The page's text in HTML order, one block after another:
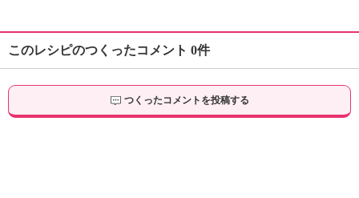
このレシピのつくったコメント 0件
つくったコメントを投稿する